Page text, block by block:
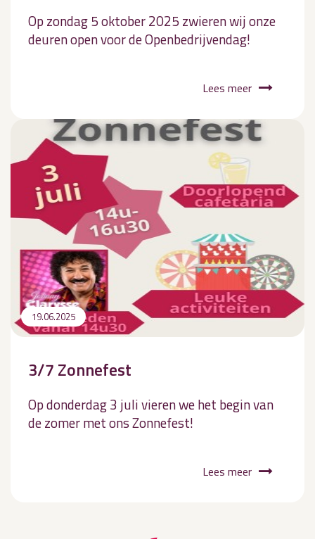
Op zondag 5 oktober 2025 zwieren wij onze
deuren open voor de Openbedrijvendag!
Lees meer
19.06.2025
3/7 Zonnefest
Op donderdag 3 juli vieren we het begin van
de zomer met ons Zonnefest!
Lees meer